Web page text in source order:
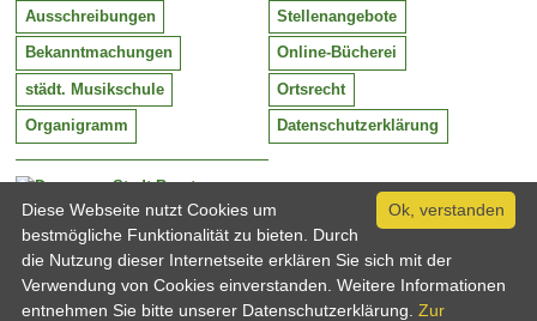
Stadt Barntrup
Mittelstraße 38
32683 Barntrup
Tel:
Email:
05263 / 409-0
info@barntrup.de
Ausschreibungen Stellenangebote
Bekanntmachungen Online-Bücherei
städt. Musikschule Ortsrecht
Organigramm Datenschutzerklärung
Ok, verstanden
Diese Webseite nutzt Cookies um
bestmögliche Funktionalität zu bieten. Durch
die Nutzung dieser Internetseite erklären Sie sich mit der
Verwendung von Cookies einverstanden. Weitere Informationen
entnehmen Sie bitte unserer Datenschutzerklärung. Zur